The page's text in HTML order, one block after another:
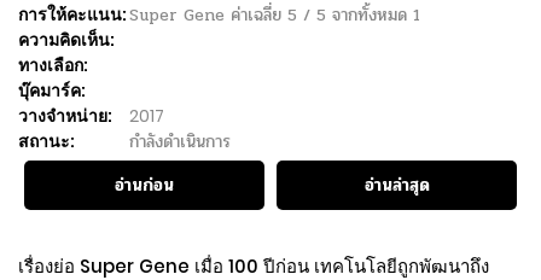
การให้คะแนน:Super Gene ค่าเฉลี่ย 5 / 5 จากทั้งหมด 1
ความคิดเห็น:
ทางเลือก:
บุ๊คมาร์ค:
วางจำหน่าย:
2017
สถานะ:
กำลังดำเนินการ
อ่านก่อน
อ่านล่าสุด
เรื่องย่อ Super Gene เมื่อ 100 ปีก่อน เทคโนโลยีถูกพัฒนาถึง